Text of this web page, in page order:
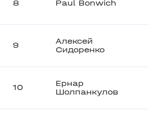
8 Paul Bonwich
9
Алексей
Сидоренко
10
Ернар
Шолпанкулов